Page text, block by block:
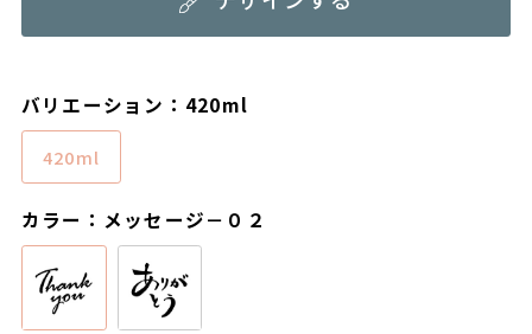
パーソナライズサービス用ギフト用品
ん。お手数ですがパーソナライズ商品と通常商品
バリエーション：420ml
420ml
カラー：メッセージ－０２